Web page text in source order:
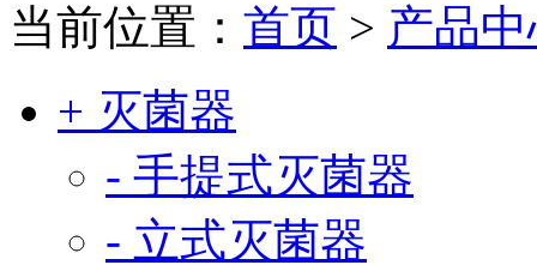
当前位置： 首页 > 产品
+ 灭菌器
- 手提式灭菌器
- 立式灭菌器